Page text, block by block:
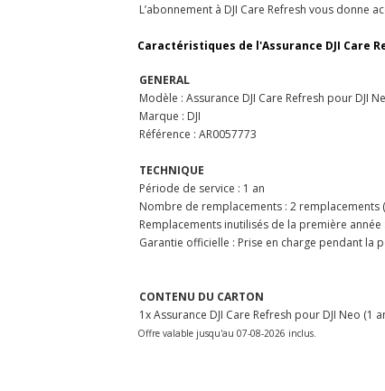
L’abonnement à DJI Care Refresh vous
Caractéristiques de l'Assurance DJI Care
GENERAL
Modèle : Assurance DJI Care Refresh pour DJI
Marque : DJI
Référence : AR0057773
TECHNIQUE
Période de service : 1 an
Nombre de remplacements : 2 remplacements
Remplacements inutilisés de la première
Garantie officielle : Prise en charge pendant la
CONTENU DU CARTON
1x Assurance DJI Care Refresh pour DJI Neo (1
Offre valable jusqu'au 07-08-2026 inclus.